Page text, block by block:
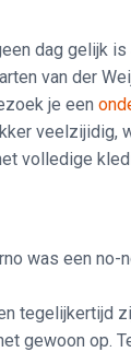
dag gelijk
van der
je een
veelzijidig,
volledige
was een no-
tegelijkertijd
gewoon op.